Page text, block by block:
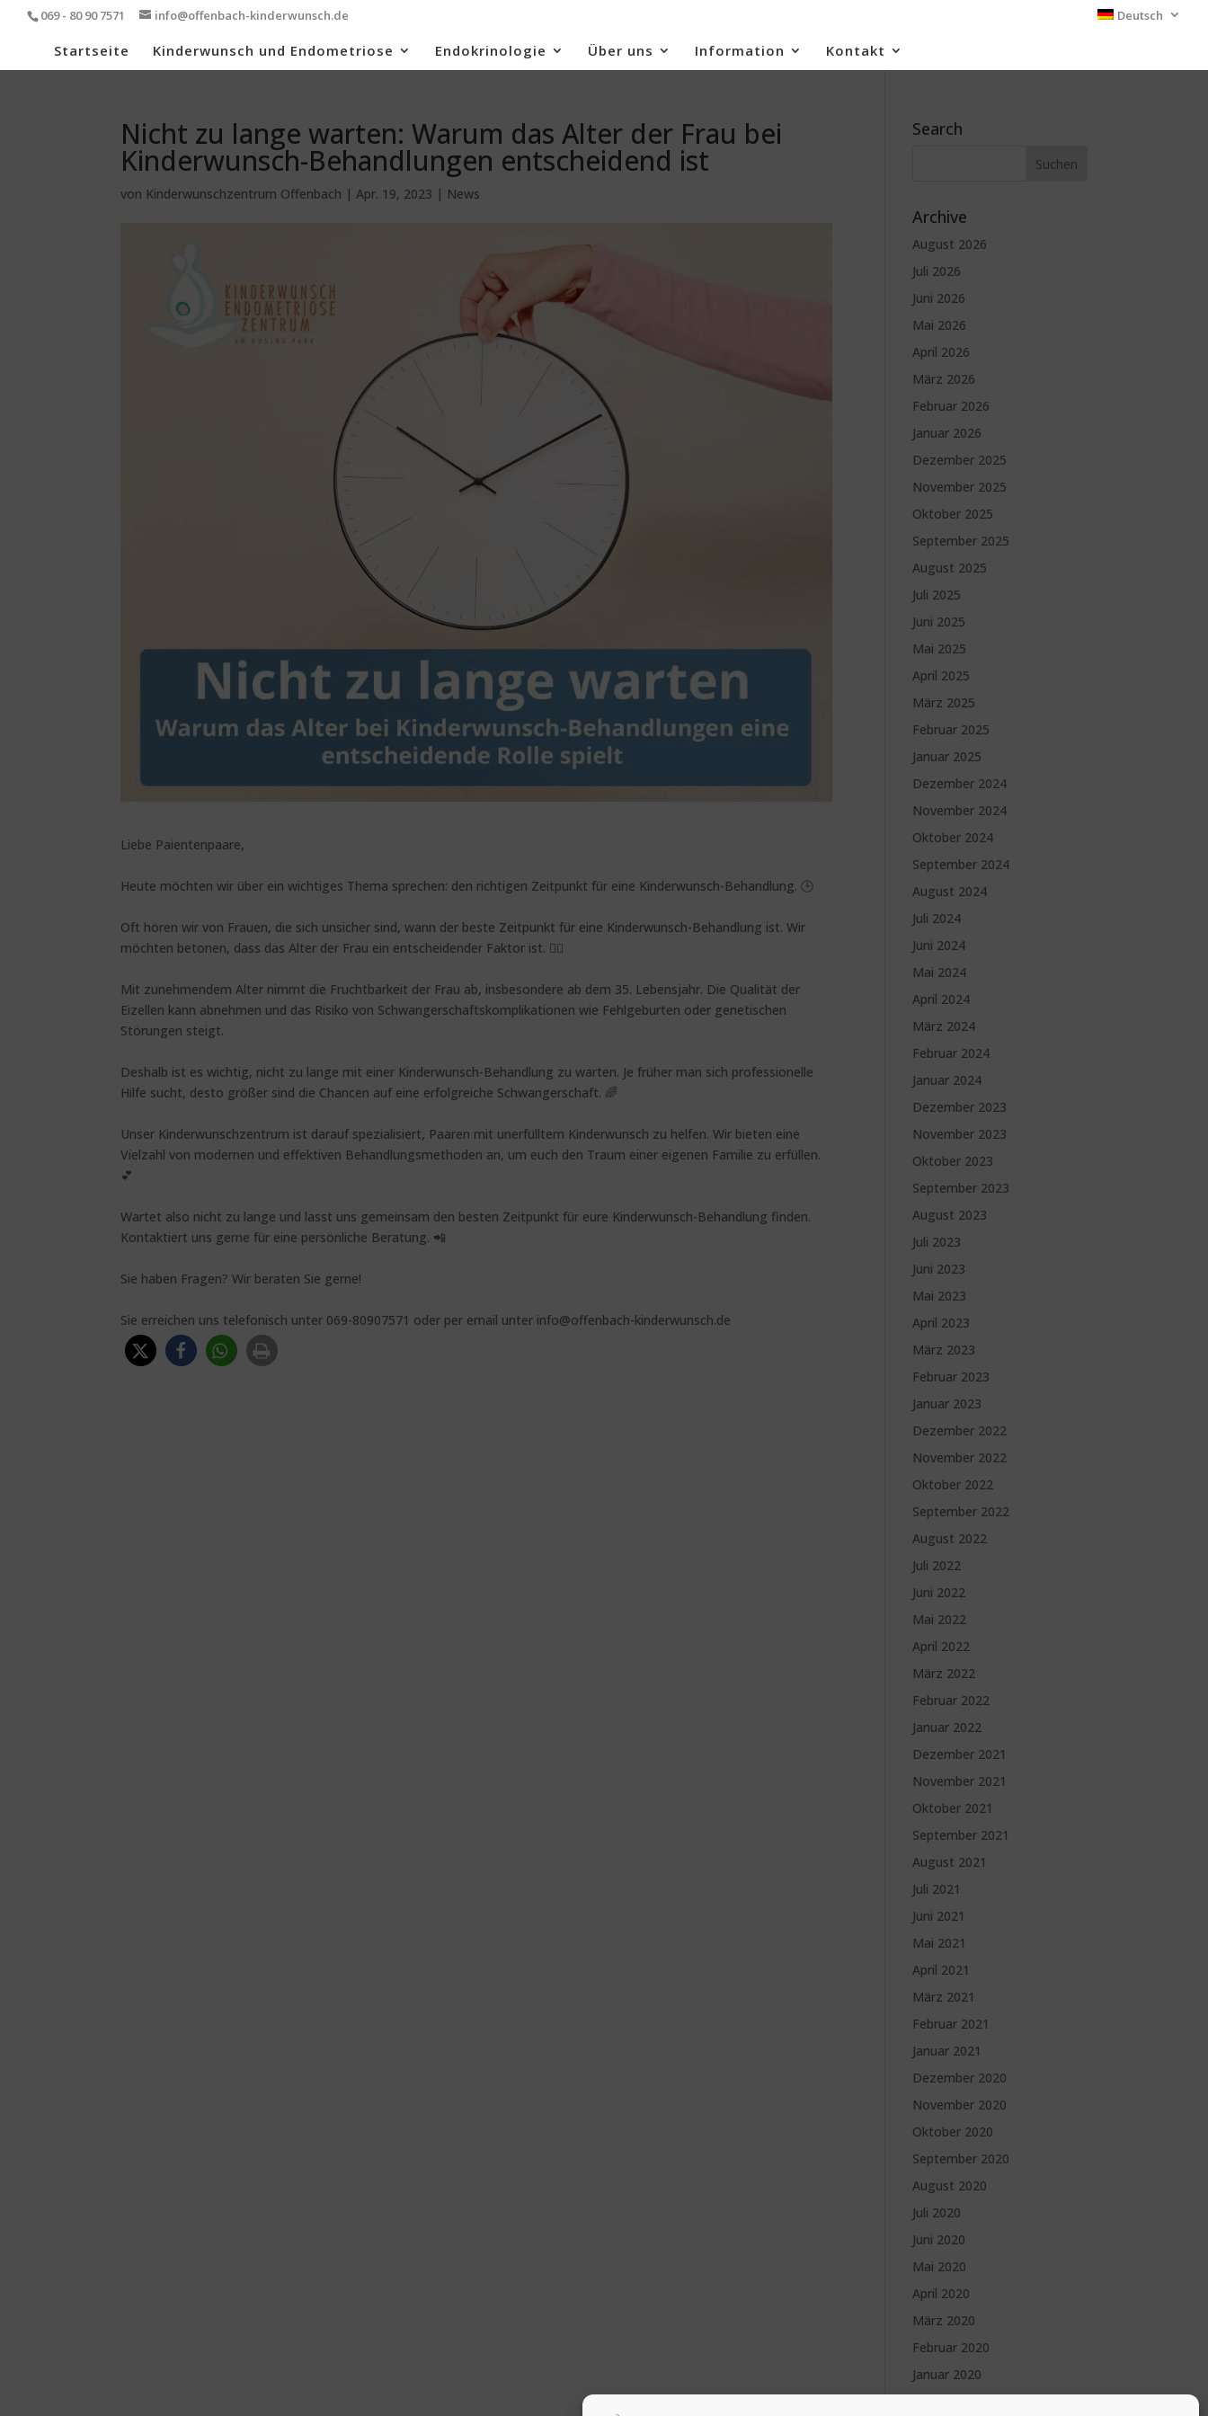
069 - 80 90 7571 info@offenbach-kinderwunsch.de Deutsch
Startseite Kinderwunsch und Endometriose Endokrinologie Über uns Information Kontakt
Nicht zu lange warten: Warum das Alter der Frau bei
Kinderwunsch-Behandlungen entscheidend ist
von Kinderwunschzentrum Offenbach |Apr. 19, 2023 | News
Liebe Paientenpaare,
Heute möchten wir über ein wichtiges Thema sprechen: den richtigen Zeitpunkt für eine Kinderwunsch-Behandlung. 🕒
Oft hören wir von Frauen, die sich unsicher sind, wann der beste Zeitpunkt für eine Kinderwunsch-Behandlung ist. Wir
möchten betonen, dass das Alter der Frau ein entscheidender Faktor ist. 💁‍♀️
Mit zunehmendem Alter nimmt die Fruchtbarkeit der Frau ab, insbesondere ab dem 35. Lebensjahr. Die Qualität der
Eizellen kann abnehmen und das Risiko von Schwangerschaftskomplikationen wie Fehlgeburten oder genetischen
Störungen steigt.
Deshalb ist es wichtig, nicht zu lange mit einer Kinderwunsch-Behandlung zu warten. Je früher man sich professionelle
Hilfe sucht, desto größer sind die Chancen auf eine erfolgreiche Schwangerschaft. 🌈
Unser Kinderwunschzentrum ist darauf spezialisiert, Paaren mit unerfülltem Kinderwunsch zu helfen. Wir bieten eine
Vielzahl von modernen und effektiven Behandlungsmethoden an, um euch den Traum einer eigenen Familie zu erfüllen.
💕
Wartet also nicht zu lange und lasst uns gemeinsam den besten Zeitpunkt für eure Kinderwunsch-Behandlung finden.
Kontaktiert uns gerne für eine persönliche Beratung. 📲
Sie haben Fragen? Wir beraten Sie gerne!
Sie erreichen uns telefonisch unter 069-80907571 oder per email unter info@offenbach-kinderwunsch.de
Search
Archive
August 2026
Juli 2026
Juni 2026
Mai 2026
April 2026
März 2026
Februar 2026
Januar 2026
Dezember 2025
November 2025
Oktober 2025
September 2025
August 2025
Juli 2025
Juni 2025
Mai 2025
April 2025
März 2025
Februar 2025
Januar 2025
Dezember 2024
November 2024
Oktober 2024
September 2024
August 2024
Juli 2024
Juni 2024
Mai 2024
April 2024
März 2024
Februar 2024
Januar 2024
Dezember 2023
November 2023
Oktober 2023
September 2023
August 2023
Juli 2023
Juni 2023
Mai 2023
April 2023
März 2023
Februar 2023
Januar 2023
Dezember 2022
November 2022
Oktober 2022
September 2022
August 2022
Juli 2022
Juni 2022
Mai 2022
April 2022
März 2022
Februar 2022
Januar 2022
Dezember 2021
November 2021
Oktober 2021
September 2021
August 2021
Juli 2021
Juni 2021
Mai 2021
April 2021
März 2021
Februar 2021
Januar 2021
Dezember 2020
November 2020
Oktober 2020
September 2020
August 2020
Juli 2020
Juni 2020
Mai 2020
April 2020
März 2020
Februar 2020
Januar 2020